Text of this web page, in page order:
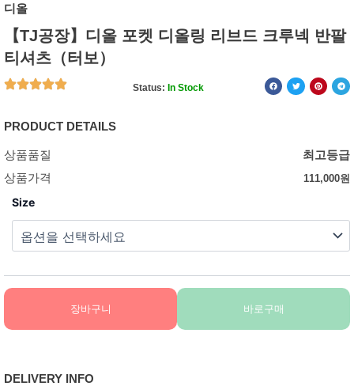
디올
【TJ공장】디올 포켓 디올링 리브드 크루넥 반팔
티셔츠（터보）
Status: In Stock
PRODUCT DETAILS
상품품질
최고등급
상품가격
111,000원
Size
장바구니 바로구매
DELIVERY INFO